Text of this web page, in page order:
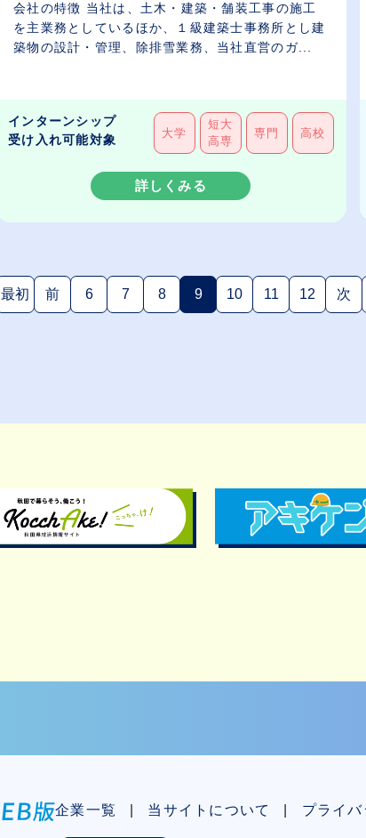
会社の特徴 当社は、土木・建築・舗装工事の施工
を主業務としているほか、１級建築士事務所とし建
築物の設計・管理、除排雪業務、当社直営のガ...
インターンシップ
受け入れ可能対象
大学
短大
高専
専門 高校
詳しくみる
最初 前 6 7 8 9(現在のページ)
10 11 12 次
企業一覧 当サイトについて プライ